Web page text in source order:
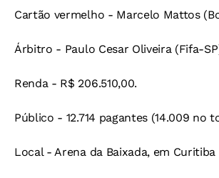
Cartão vermelho - Marcelo Mattos
Árbitro - Paulo Cesar Oliveira (Fifa-
Renda - R$ 206.510,00.
Público - 12.714 pagantes (14.009 no
Local - Arena da Baixada, em Curitiba